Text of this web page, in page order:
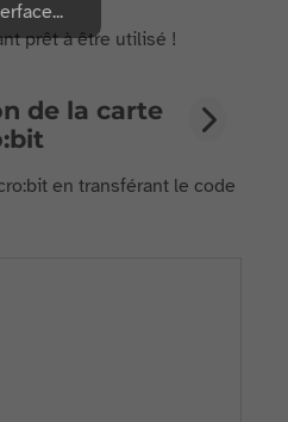
prêt à être utilisé !
de la carte
en transférant le code